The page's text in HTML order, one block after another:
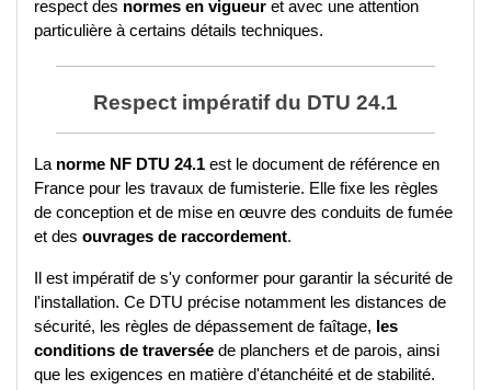
respect des normes en vigueur et avec une attention
particulière à certains détails techniques.
Respect impératif du DTU 24.1
La norme NF DTU 24.1 est le document de référence en
France pour les travaux de fumisterie. Elle fixe les règles
de conception et de mise en œuvre des conduits de fumée
et des ouvrages de raccordement.
Il est impératif de s'y conformer pour garantir la sécurité de
l'installation. Ce DTU précise notamment les distances de
sécurité, les règles de dépassement de faîtage, les
conditions de traversée de planchers et de parois, ainsi
que les exigences en matière d'étanchéité et de stabilité.